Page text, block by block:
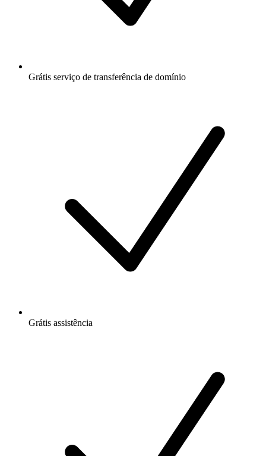
Grátis serviço de transferência de domínio
Grátis assistência